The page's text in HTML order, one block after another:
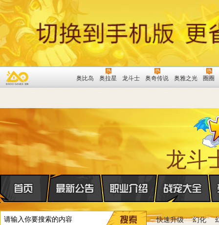
奥比岛 奥拉星 龙斗士 奥奇传说 奥雅之光 圈圈
龙斗
快速升级 幻化